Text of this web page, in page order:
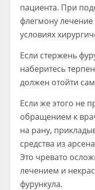
пациента. При
флегмону лечение
условиях
Если стержень
наберитесь
должен отойти
Если же этого не
обращением к
на рану,
средства из
Это чревато
лечением и
фурункула.